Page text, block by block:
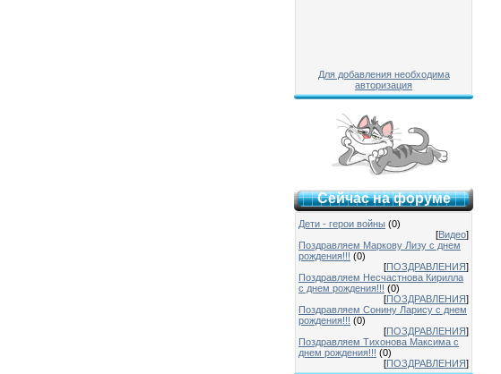
Для добавления необходима
авторизация
Сейчас на форуме
Дети - герои войны (0)
[Видео]
Поздравляем Маркову Лизу с днем
рождения!!! (0)
[ПОЗДРАВЛЕНИЯ]
Поздравляем Несчастнова Кирилла
с днем рождения!!! (0)
[ПОЗДРАВЛЕНИЯ]
Поздравляем Сонину Ларису с днем
рождения!!! (0)
[ПОЗДРАВЛЕНИЯ]
Поздравляем Тихонова Максима с
днем рождения!!! (0)
[ПОЗДРАВЛЕНИЯ]